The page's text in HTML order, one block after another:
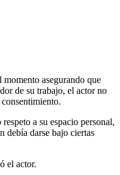
asegurando que
de su trabajo, el actor no
a su espacio personal,
debía darse bajo ciertas
el actor.